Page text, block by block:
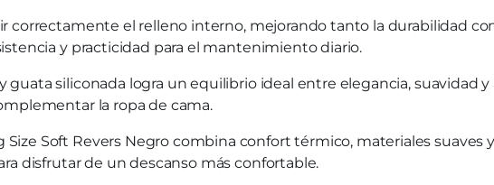
correctamente el relleno interno, mejorando tanto la durabilidad
y practicidad para el mantenimiento diario.
siliconada logra un equilibrio ideal entre elegancia, suavidad
la ropa de cama.
Soft Revers Negro combina confort térmico, materiales
disfrutar de un descanso más confortable.